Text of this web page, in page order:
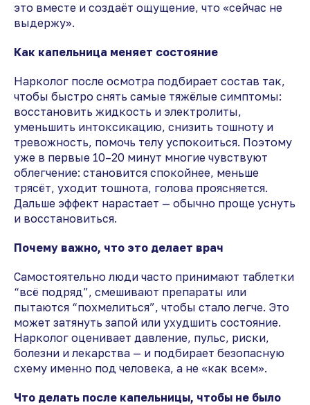
это вместе и создаёт ощущение, что «сейчас не
выдержу».
Как капельница меняет состояние
Нарколог после осмотра подбирает состав так,
чтобы быстро снять самые тяжёлые симптомы:
восстановить жидкость и электролиты,
уменьшить интоксикацию, снизить тошноту и
тревожность, помочь телу успокоиться. Поэтому
уже в первые 10–20 минут многие чувствуют
облегчение: становится спокойнее, меньше
трясёт, уходит тошнота, голова проясняется.
Дальше эффект нарастает — обычно проще уснуть
и восстановиться.
Почему важно, что это делает врач
Самостоятельно люди часто принимают таблетки
“всё подряд”, смешивают препараты или
пытаются “похмелиться”, чтобы стало легче. Это
может затянуть запой или ухудшить состояние.
Нарколог оценивает давление, пульс, риски,
болезни и лекарства — и подбирает безопасную
схему именно под человека, а не «как всем».
Что делать после капельницы, чтобы не было